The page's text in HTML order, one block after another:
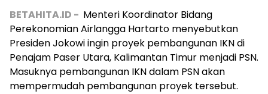
BETAHITA.ID - Menteri Koordinator Bidang
Perekonomian Airlangga Hartarto menyebutkan
Presiden Jokowi ingin proyek pembangunan IKN di
Penajam Paser Utara, Kalimantan Timur menjadi PSN.
Masuknya pembangunan IKN dalam PSN akan
mempermudah pembangunan proyek tersebut.